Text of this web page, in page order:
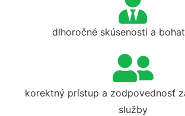
dlhoročné skúsenosti a
korektný prístup a zodpovednosť
služby